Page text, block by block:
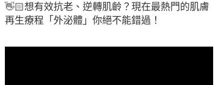
👋🏻想有效抗老、逆轉肌齡？現在最熱門的肌膚
再生療程「外泌體」你絕不能錯過！